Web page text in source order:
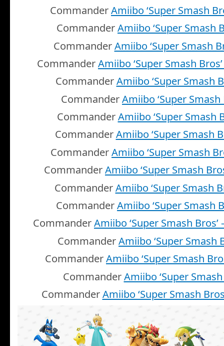
CommanderAmiibo ‘Super Smash
CommanderAmiibo ‘Super Smash
CommanderAmiibo ‘Super Smash
CommanderAmiibo ‘Super Smash
CommanderAmiibo ‘Super Smash
CommanderAmiibo ‘Super Smash
CommanderAmiibo ‘Super Smash
CommanderAmiibo ‘Super Smash
CommanderAmiibo ‘Super Smash
CommanderAmiibo ‘Super Smash
CommanderAmiibo ‘Super Smash
CommanderAmiibo ‘Super Smash
CommanderAmiibo ‘Super Smash Bros’
CommanderAmiibo ‘Super Smash
CommanderAmiibo ‘Super Smash
CommanderAmiibo ‘Super
CommanderAmiibo ‘Super Smash